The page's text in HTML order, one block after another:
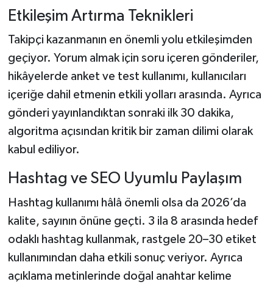
Etkileşim Artırma Teknikleri
Takipçi kazanmanın en önemli yolu etkileşimden
geçiyor. Yorum almak için soru içeren gönderiler,
hikâyelerde anket ve test kullanımı, kullanıcıları
içeriğe dahil etmenin etkili yolları arasında. Ayrıca
gönderi yayınlandıktan sonraki ilk 30 dakika,
algoritma açısından kritik bir zaman dilimi olarak
kabul ediliyor.
Hashtag ve SEO Uyumlu Paylaşım
Hashtag kullanımı hâlâ önemli olsa da 2026’da
kalite, sayının önüne geçti. 3 ila 8 arasında hedef
odaklı hashtag kullanmak, rastgele 20–30 etiket
kullanımından daha etkili sonuç veriyor. Ayrıca
açıklama metinlerinde doğal anahtar kelime